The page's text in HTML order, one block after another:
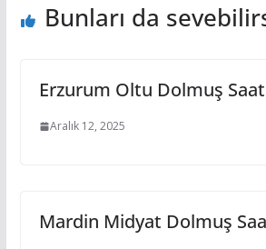
Bunları da
Erzurum Oltu Dolmuş
Aralık 12, 2025
Mardin Midyat Dolmuş